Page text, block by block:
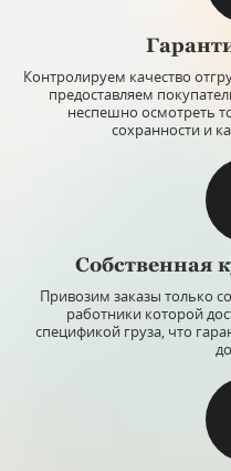
Контролируем качество
предоставляем
неспешно осмотреть
сохранности и
Собственная
Привозим заказы только
работники которой
спецификой груза, что